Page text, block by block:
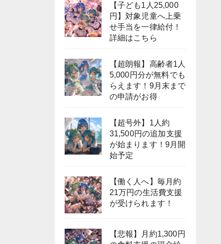
【子ども1人25,000
円】対象児童へ上乗
せ手当を一律給付！
詳細はこちら
【超朗報】高齢者1人
5,000円分が無料でも
らえます！9月末まで
の申請がお得
【超号外】1人約
31,500円の追加支援
が始まります！9月開
始予定
【働く人へ】毎月約
21万円の生活費支援
が受けられます！
【悲報】月約1,300円